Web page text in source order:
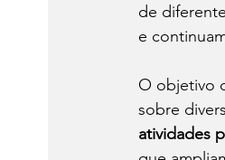
de
e
O objetivo
sobre
atividades